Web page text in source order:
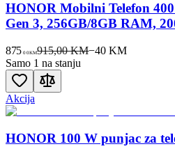
HONOR Mobilni Telefon
Gen 3, 256GB/8GB RAM,
875 00KM915,00 KM−40 KM
Samo 1 na stanju
Akcija
HONOR 100 W punjac za